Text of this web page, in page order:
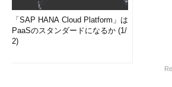
「SAP HANA Cloud Platform」は
PaaSのスタンダードになるか (1/
2)